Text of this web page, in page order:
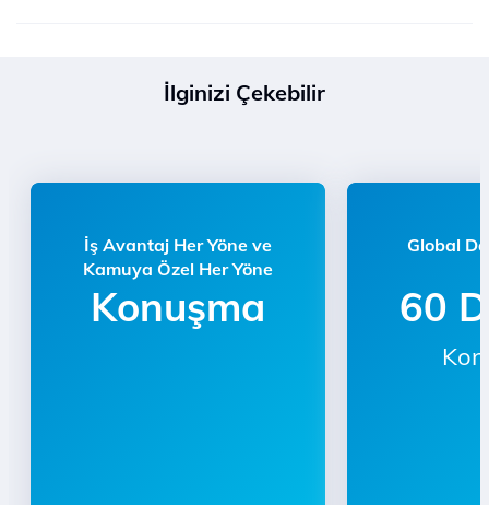
İlginizi Çekebilir
İş Avantaj Her Yöne ve
Kamuya Özel Her Yöne
Konuşma
Global
60